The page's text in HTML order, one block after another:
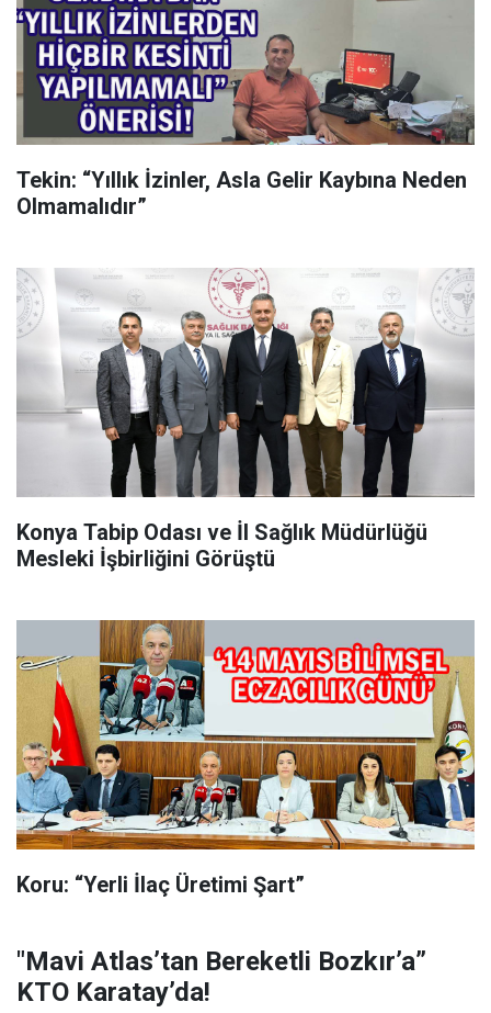
Tekin: “Yıllık İzinler, Asla Gelir Kaybına Neden
Olmamalıdır”
Konya Tabip Odası ve İl Sağlık Müdürlüğü
Mesleki İşbirliğini Görüştü
Koru: “Yerli İlaç Üretimi Şart”
"Mavi Atlas’tan Bereketli Bozkır’a”
KTO Karatay’da!